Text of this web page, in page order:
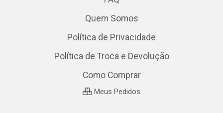
Quem Somos
Política de Privacidade
Política de Troca e Devolução
Como Comprar
Meus Pedidos